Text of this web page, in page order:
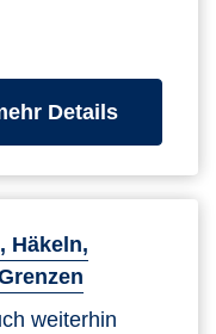
Detailszum
Häkeln,
weiterhin